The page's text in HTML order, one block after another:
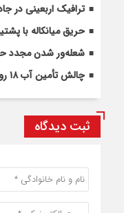
ترافیک اربعینی در
حریق میانکاله با
شعله‌ور شدن مجدد
چالش تأمین آب ۱۸ روستای مازندران برای کشت دوم برنج
ثبت دیدگاه